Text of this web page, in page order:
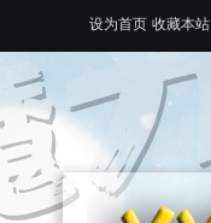
设为首页 收藏本站